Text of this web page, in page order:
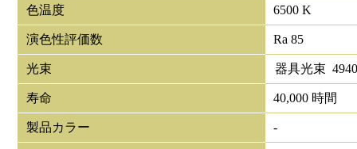
色温度 6500 K
演色性評価数 Ra 85
光束 器具光束
寿命 40,000 時間
製品カラー -